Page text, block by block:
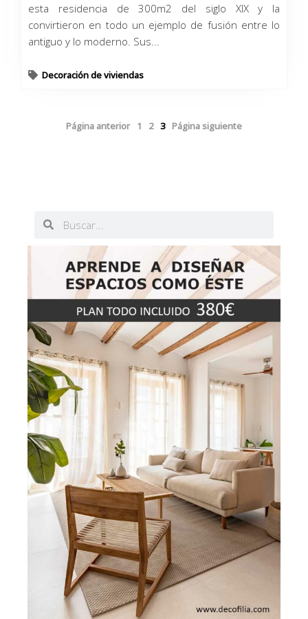
esta residencia de 300m2 del siglo XIX y la
convirtieron en todo un ejemplo de fusión entre lo
antiguo y lo moderno. Sus...
Decoración de viviendas
Página anterior 1 2 3 Página siguiente